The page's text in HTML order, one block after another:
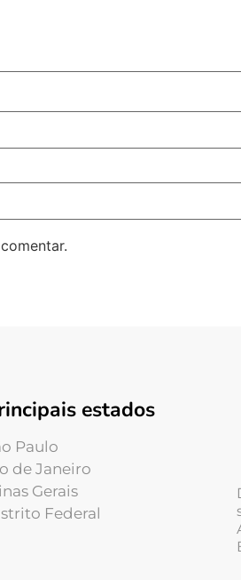
estados
Paulo
de Janeiro
Gerais
Federal